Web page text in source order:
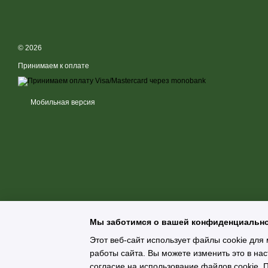
Высокое содержание BCAA
Высокое содержание лизина по сравнению с многими
🧪 ОРИЕНТИРОВОЧНЫЙ АМИНОКИСЛОТНЫЙ ПРОФИЛЬ
Рассчитано на основе содержания белка 79 г/100 г продукта
НА
6,6 г
© 2026
Принимаем к оплате
Мобильная версия
Мы заботимся о вашей
Этот веб-сайт использует файлы cookie для
работы сайта. Вы можете изменить это в